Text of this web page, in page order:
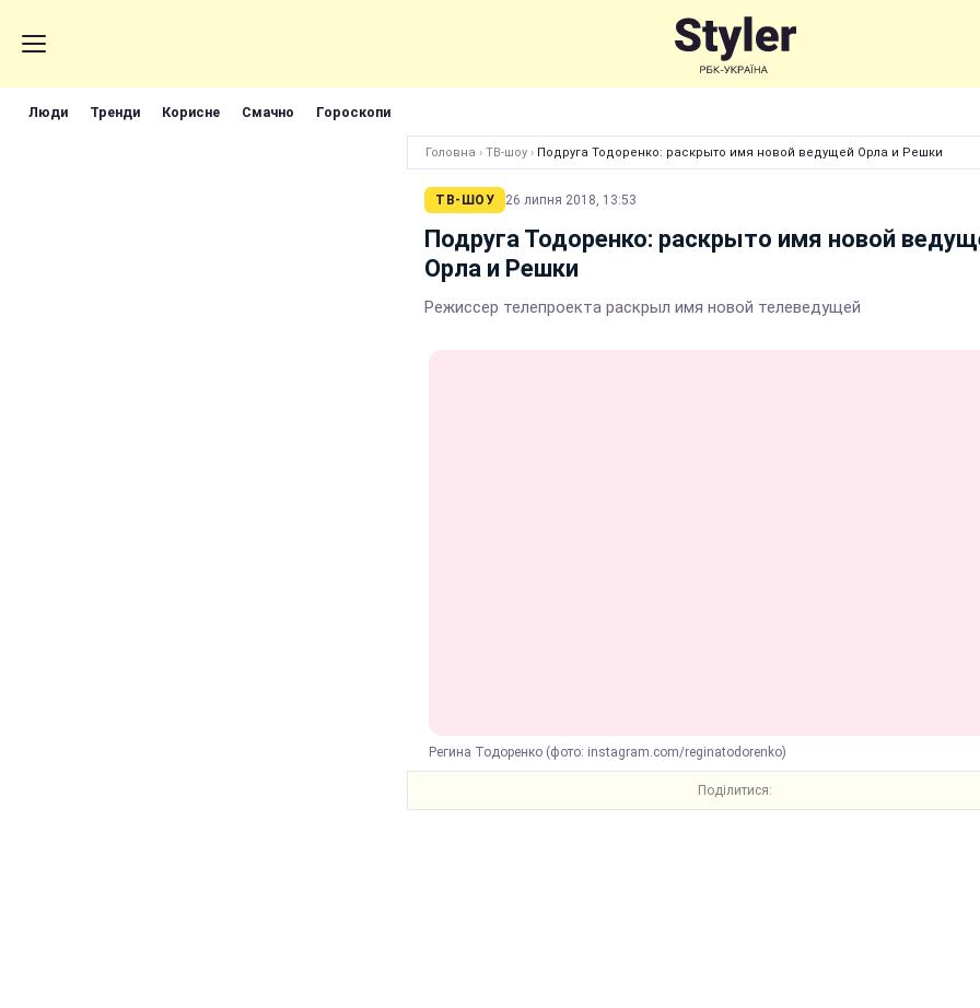
Люди Тренди Корисне Смачно Гороскопи
Головна › ТВ-шоу › Подруга Тодоренко: раскрыто имя новой ведущей Орла и Решки
ТВ-ШОУ 26 липня 2018, 13:53
Подруга Тодоренко: раскрыто имя новой
Орла и Решки
Режиссер телепроекта раскрыл имя новой телеведущей
Регина Тодоренко (фото: instagram.com/reginatodorenko)
Поділитися: